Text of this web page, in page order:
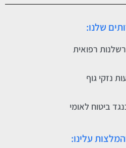
שלנו:
רפואית
נזקי גוף
ביטוח לאומי
עלינו: